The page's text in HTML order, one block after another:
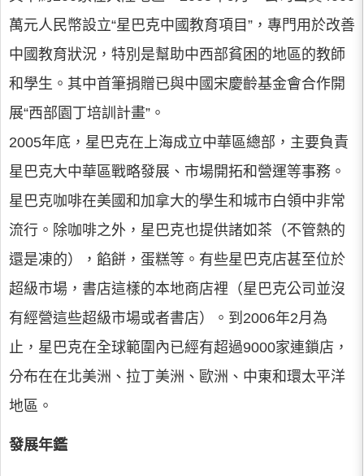
萬元人民幣設立“星巴克中國教育項目”，專門用於改善
中國教育狀況，特別是幫助中西部貧困的地區的教師
和學生。其中首筆捐贈已與中國宋慶齡基金會合作開
展“西部園丁培訓計畫”。
2005年底，星巴克在上海成立中華區總部，主要負責
星巴克大中華區戰略發展、市場開拓和營運等事務。
星巴克咖啡在美國和加拿大的學生和城市白領中非常
流行。除咖啡之外，星巴克也提供諸如茶（不管熱的
還是凍的），餡餅，蛋糕等。有些星巴克店甚至位於
超級市場，書店這樣的本地商店裡（星巴克公司並沒
有經營這些超級市場或者書店）。到2006年2月為
止，星巴克在全球範圍內已經有超過9000家連鎖店，
分布在在北美洲、拉丁美洲、歐洲、中東和環太平洋
地區。
發展年鑑